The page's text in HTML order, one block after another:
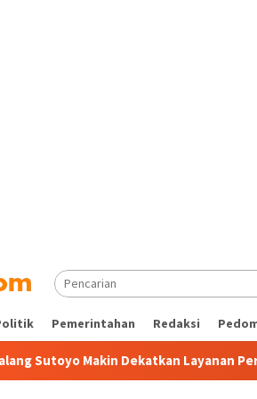
Pemerintahan Redaksi
Dekatkan Layanan Perbankan ke